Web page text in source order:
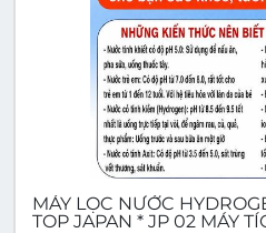
MÁY LỌC NƯỚC
TOP JAPAN * JP 02 MÁY